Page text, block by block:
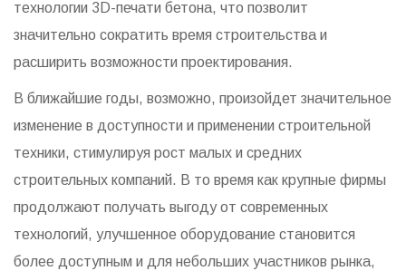
технологии 3D-печати бетона, что позволит
значительно сократить время строительства и
расширить возможности проектирования.
В ближайшие годы, возможно, произойдет значительное
изменение в доступности и применении строительной
техники, стимулируя рост малых и средних
строительных компаний. В то время как крупные фирмы
продолжают получать выгоду от современных
технологий, улучшенное оборудование становится
более доступным и для небольших участников рынка,